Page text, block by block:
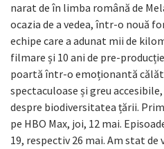
narat de în limba română de
ocazia de a vedea, într-o nouă
echipe care a adunat mii de
filmare și 10 ani de pre-
poartă într-o emoționantă
spectaculoase și greu
despre biodiversitatea țării.
pe HBO Max, joi, 12 mai.
19, respectiv 26 mai. Am stat de